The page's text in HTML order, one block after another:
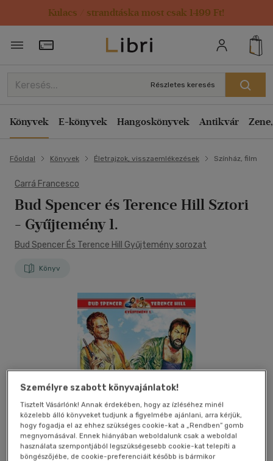
Kulacs / strandtáska most csak 1499 Ft!
Törzsvásárlói Kártya adatai
Részletes keresés
Könyvek E-könyvek Hangoskönyvek Antikvár
Főoldal Könyvek Életrajzok, visszaemlékezések Színház, film
Carrá Francesco
Bud Spencer és Terence Hill Sztori
- Gyűjtemény 1.
Bud Spencer És Terence Hill Gyűjtemény sorozat
Könyv
Személyre szabott könyvajánlatok!
Tisztelt Vásárlónk! Annak érdekében, hogy az ízléséhez minél
közelebb álló könyveket tudjunk a figyelmébe ajánlani, arra kérjük,
hogy fogadja el az ehhez szükséges cookie-kat a „Rendben” gomb
megnyomásával. Ennek hiányában weboldalunk csak a weboldal
használata szempontjából legszükségesebb cookie-kat telepíti a
böngészőjébe, de cookie-preferenciáit később is bármikor